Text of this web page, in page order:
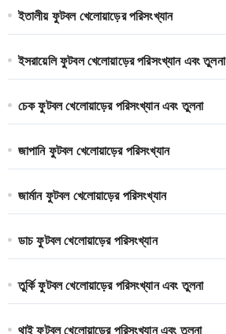
ইতালীয় ফুটবল খেলোয়াড়ের পরিসংখ্যান
ইসরায়েলি ফুটবল খেলোয়াড়ের পরিসংখ্যান এবং তুলনা
চেক ফুটবল খেলোয়াড়ের পরিসংখ্যান এবং তুলনা
জাপানি ফুটবল খেলোয়াড়ের পরিসংখ্যান
জার্মান ফুটবল খেলোয়াড়ের পরিসংখ্যান
ডাচ ফুটবল খেলোয়াড়ের পরিসংখ্যান
তুর্কি ফুটবল খেলোয়াড়ের পরিসংখ্যান এবং তুলনা
থাই ফুটবল খেলোয়াড়ের পরিসংখ্যান এবং তুলনা